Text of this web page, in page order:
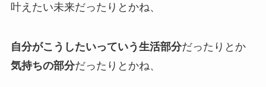
叶えたい未来だったりとかね、
自分がこうしたいっていう生活部分だったりとか
気持ちの部分だったりとかね、